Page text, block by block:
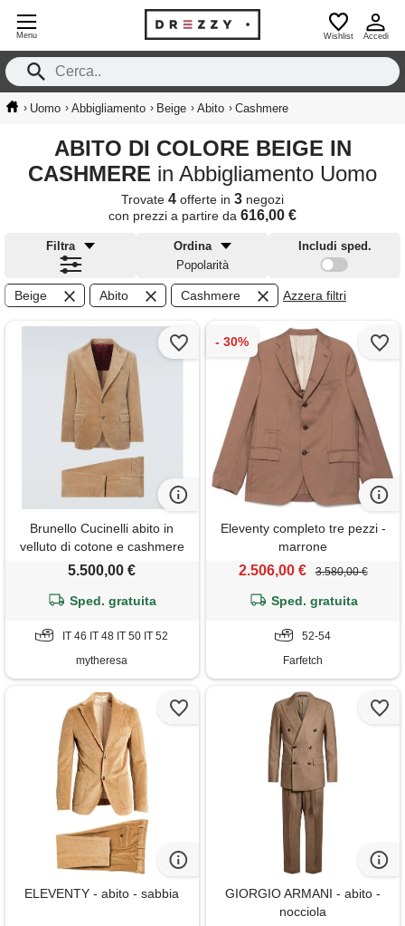
Menu Wishlist Accedi
› Uomo › Abbigliamento › Beige › Abito › Cashmere
ABITO DI COLORE BEIGE IN
CASHMERE in Abbigliamento Uomo
Trovate 4 offerte in 3 negozi
con prezzi a partire da 616,00 €
Filtra
Ordina
Popolarità
Includi sped.
Beige Abito Cashmere Azzera filtri
Brunello Cucinelli abito in
velluto di cotone e cashmere
a coste
5.500,00 €
Sped. gratuita
IT 46 IT 48 IT 50 IT 52
mytheresa
Eleventy completo tre pezzi -
marrone
2.506,00 € 3.580,00 €
Sped. gratuita
52-54
Farfetch
ELEVENTY - abito - sabbia
GIORGIO ARMANI - abito -
nocciola